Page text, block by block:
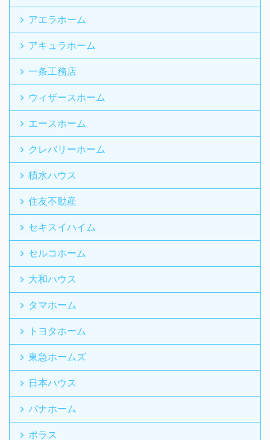
アエラホーム
アキュラホーム
一条工務店
ウィザースホーム
エースホーム
クレバリーホーム
積水ハウス
住友不動産
セキスイハイム
セルコホーム
大和ハウス
タマホーム
トヨタホーム
東急ホームズ
日本ハウス
パナホーム
ポラス